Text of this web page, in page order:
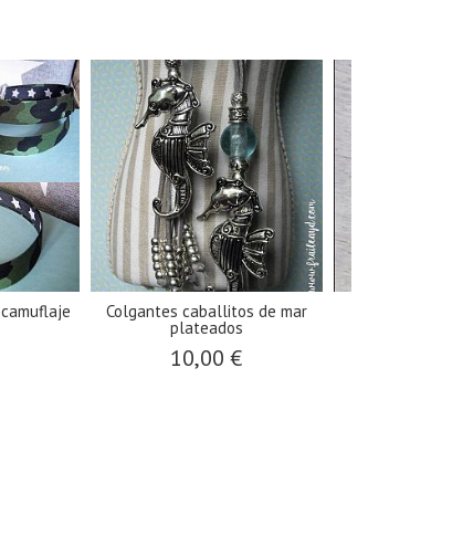
Colgantes caballitos de mar
plateados
10,00 €